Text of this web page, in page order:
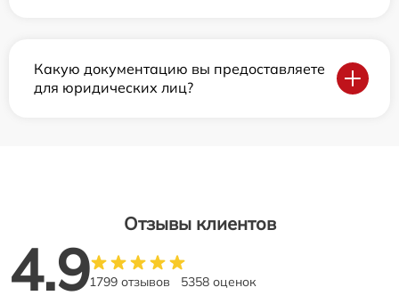
Какую документацию вы предоставляете
для юридических лиц?
Отзывы клиентов
4.91799 отзывов 5358 оценок